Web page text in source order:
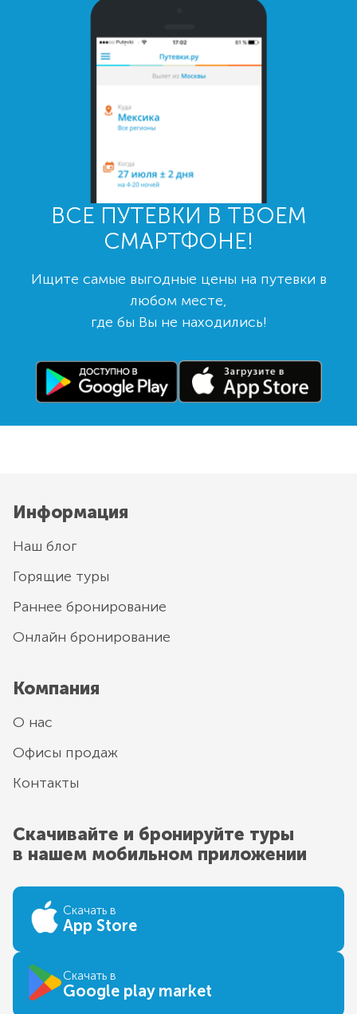
ВСЕ ПУТЕВКИ В ТВОЕМ
СМАРТФОНЕ!
Ищите самые выгодные цены на путевки в
любом месте,
где бы Вы не находились!
Информация
Наш блог
Горящие туры
Раннее бронирование
Онлайн бронирование
Компания
О нас
Офисы продаж
Контакты
Скачивайте и бронируйте туры
в нашем мобильном приложении
Скачать в
App Store
Скачать в
Google play market